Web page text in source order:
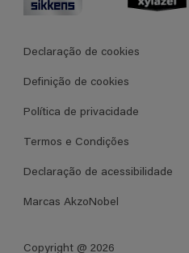
Declaração de cookies
Definição de cookies
Política de privacidade
Termos e Condições
Declaração de acessibilidade
Marcas AkzoNobel
Copyright @ 2026